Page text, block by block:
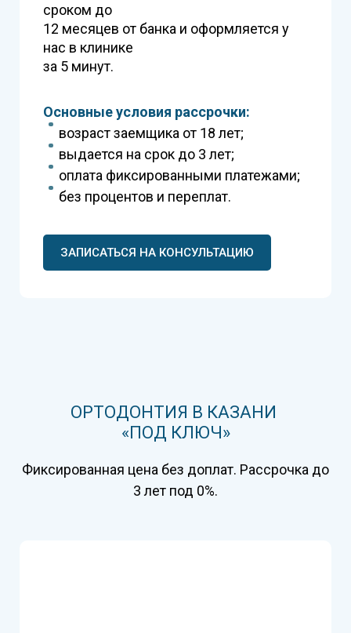
сроком до
12 месяцев от банка и оформляется у
нас в клинике
за 5 минут.
Основные условия рассрочки:
возраст заемщика от 18 лет;
выдается на срок до 3 лет;
оплата фиксированными платежами;
без процентов и переплат.
ЗАПИСАТЬСЯ НА КОНСУЛЬТАЦИЮ
ОРТОДОНТИЯ В КАЗАНИ
«ПОД КЛЮЧ»
Фиксированная цена без доплат. Рассрочка до
3 лет под 0%.